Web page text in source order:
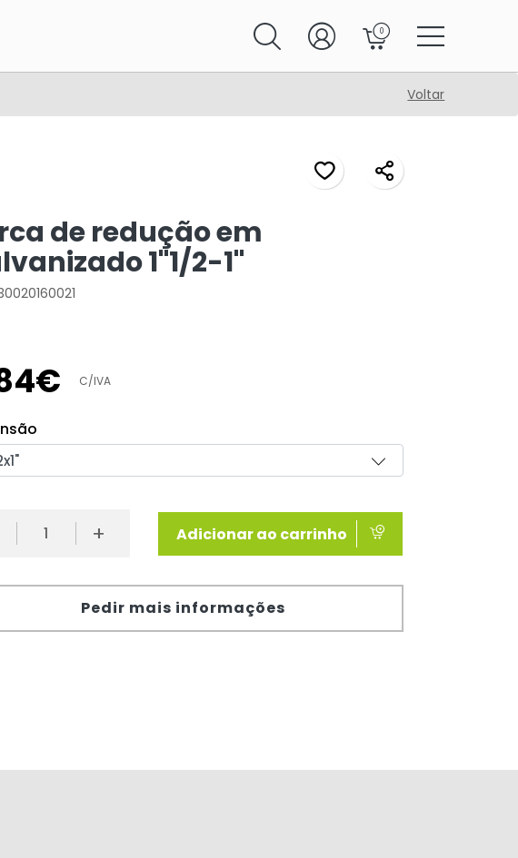
0
Voltar
de redução em
1"1/2-1"
€ C/IVA
+ Adicionar ao carrinho
Pedir mais informações